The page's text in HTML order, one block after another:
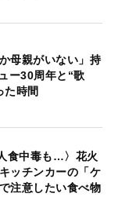
母親がいない」持
ー30周年と“歌
た時間
食中毒も…〉花火
ッチンカーの「ケ
注意したい食べ物